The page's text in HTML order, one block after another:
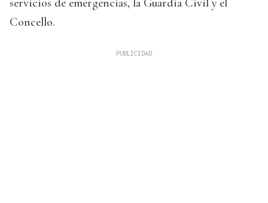
servicios de emergencias, la Guardia Civil y el
Concello.